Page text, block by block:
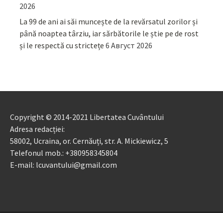
2026
La 99 de ani ai săi muncește de la revărsatul zorilor și
până noaptea târziu, iar sărbătorile le știe pe de rost
și le respectă cu strictețe 6 Август 2026
Copyright © 2014-2021 Libertatea Cuvântului
Adresa redacției:
58002, Ucraina, or. Cernăuți, str. A. Mickiewicz, 5
Telefonul mob.: +380958345804
E-mail: lcuvantului@gmail.com